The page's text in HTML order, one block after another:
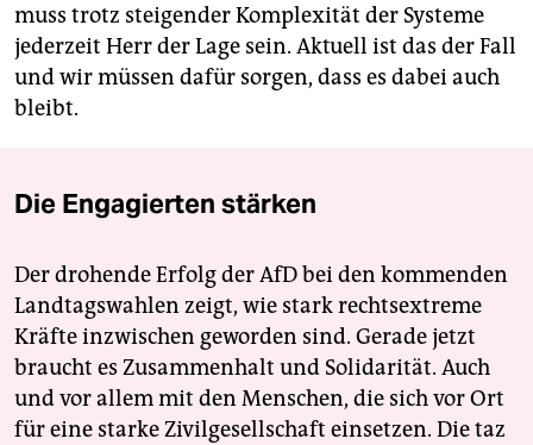
muss trotz steigender Komplexität der Systeme
jederzeit Herr der Lage sein. Aktuell ist das der Fall
und wir müssen dafür sorgen, dass es dabei auch
bleibt.
Die Engagierten stärken
Der drohende Erfolg der AfD bei den kommenden
Landtagswahlen zeigt, wie stark rechtsextreme
Kräfte inzwischen geworden sind. Gerade jetzt
braucht es Zusammenhalt und Solidarität. Auch
und vor allem mit den Menschen, die sich vor Ort
für eine starke Zivilgesellschaft einsetzen. Die taz